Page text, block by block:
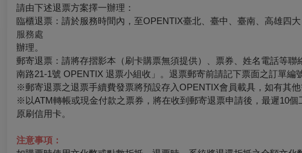
請由下述退票方案擇一辦理：
臨櫃退票：請於服務時間內，至OPENTIX臺北、臺中、臺南、高雄四大
服務處
辦理。
郵寄退票：請將存摺影本（刷卡購票無須提供）、票券、姓名電話等
南路21-1號 OPENTIX 退票小組收」。退票郵寄前請記下票面之訂單編
※郵寄退票之退票手續費發票將預設存入OPENTIX會員載具，如有其他
※以ATM轉帳或現金付款之票券，將在收到郵寄退票申請後，最遲10
原刷信用卡。
注意事項：